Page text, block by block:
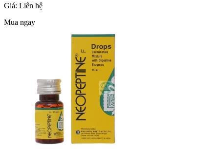
Giá: Liên hệ
Mua ngay